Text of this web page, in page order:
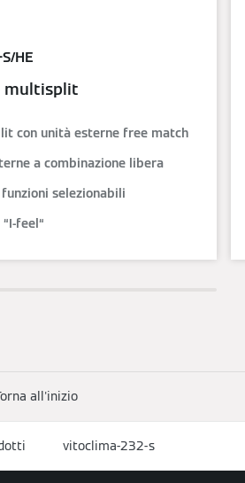
HE
multisplit
con unità esterne free match
a combinazione libera
selezionabili
feel“
all'inizio
vitoclima-232-s